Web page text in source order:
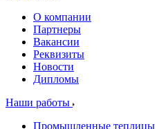
О компании
Партнеры
Вакансии
Реквизиты
Новости
Дипломы
Наши работы
Промышленные теплицы